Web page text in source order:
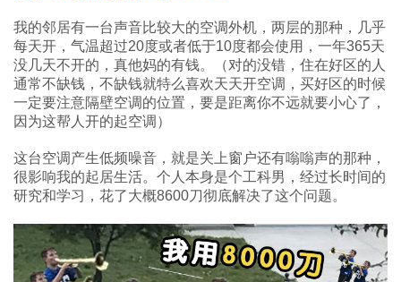
我的邻居有一台声音比较大的空调外机，两层的那种，几乎
每天开，气温超过20度或者低于10度都会使用，一年365天
没几天不开的，真他妈的有钱。（对的没错，住在好区的人
通常不缺钱，不缺钱就特么喜欢天天开空调，买好区的时候
一定要注意隔壁空调的位置，要是距离你不远就要小心了，
因为这帮人开的起空调）
这台空调产生低频噪音，就是关上窗户还有嗡嗡声的那种，
很影响我的起居生活。个人本身是个工科男，经过长时间的
研究和学习，花了大概8600刀彻底解决了这个问题。